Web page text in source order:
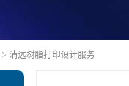
> 清远树脂打印设计服务